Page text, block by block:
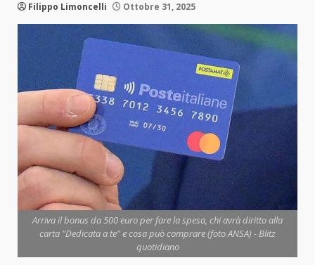
Filippo Limoncelli Ottobre 31, 2025
Arriva il bonus da 500 euro per fare la spesa, chi avrà diritto alla
carta "Dedicata a te" e cosa può comprare (foto ANSA) - Blitz
quotidiano